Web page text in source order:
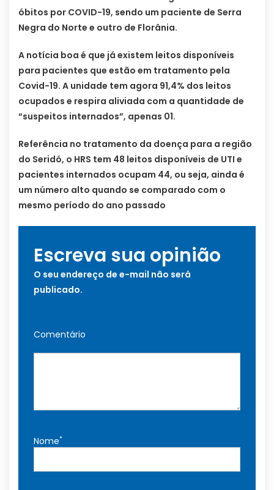
óbitos por COVID-19, sendo um paciente de Serra
Negra do Norte e outro de Florânia.
A notícia boa é que já existem leitos disponíveis
para pacientes que estão em tratamento pela
Covid-19. A unidade tem agora 91,4% dos leitos
ocupados e respira aliviada com a quantidade de
“suspeitos internados”, apenas 01.
Referência no tratamento da doença para a região
do Seridó, o HRS tem 48 leitos disponíveis de UTI e
pacientes internados ocupam 44, ou seja, ainda é
um número alto quando se comparado com o
mesmo período do ano passado
Escreva sua opinião
O seu endereço de e-mail não será
publicado.
Comentário
Nome*